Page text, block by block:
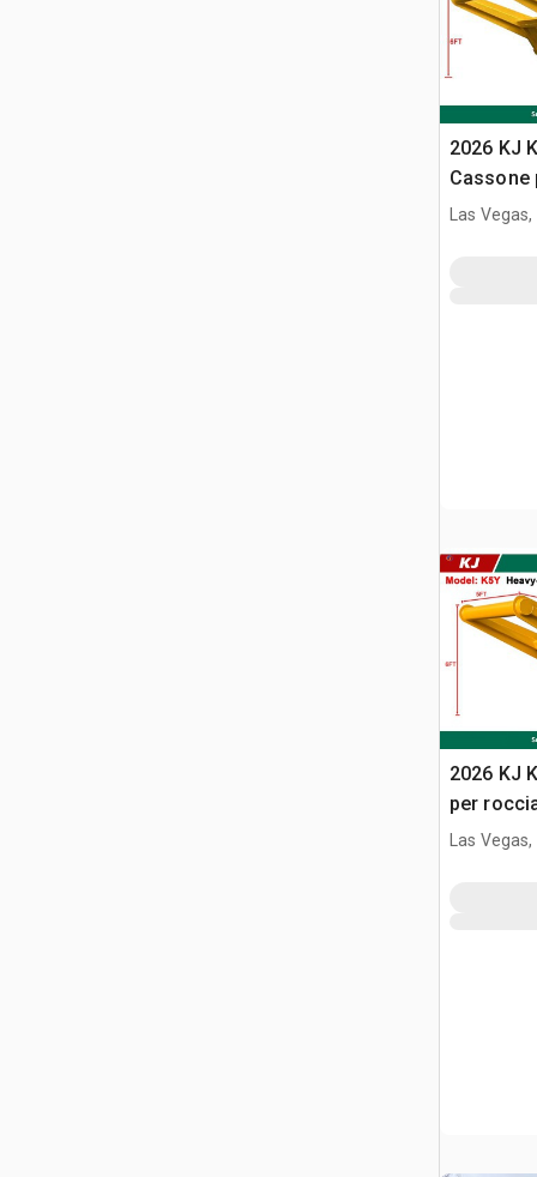
2026 KJ
Cassone
(Unused)
Las Vegas,
2026 KJ
per
Las Vegas,